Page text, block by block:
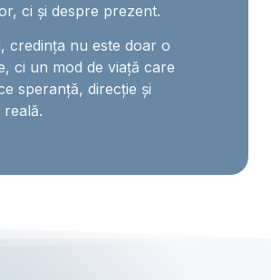
ci și despre prezent.
credința nu este doar o
ci un mod de viață care
speranță, direcție și